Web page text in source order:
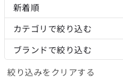
新着順
カテゴリで絞り込む
ブランドで絞り込む
絞り込みをクリアする